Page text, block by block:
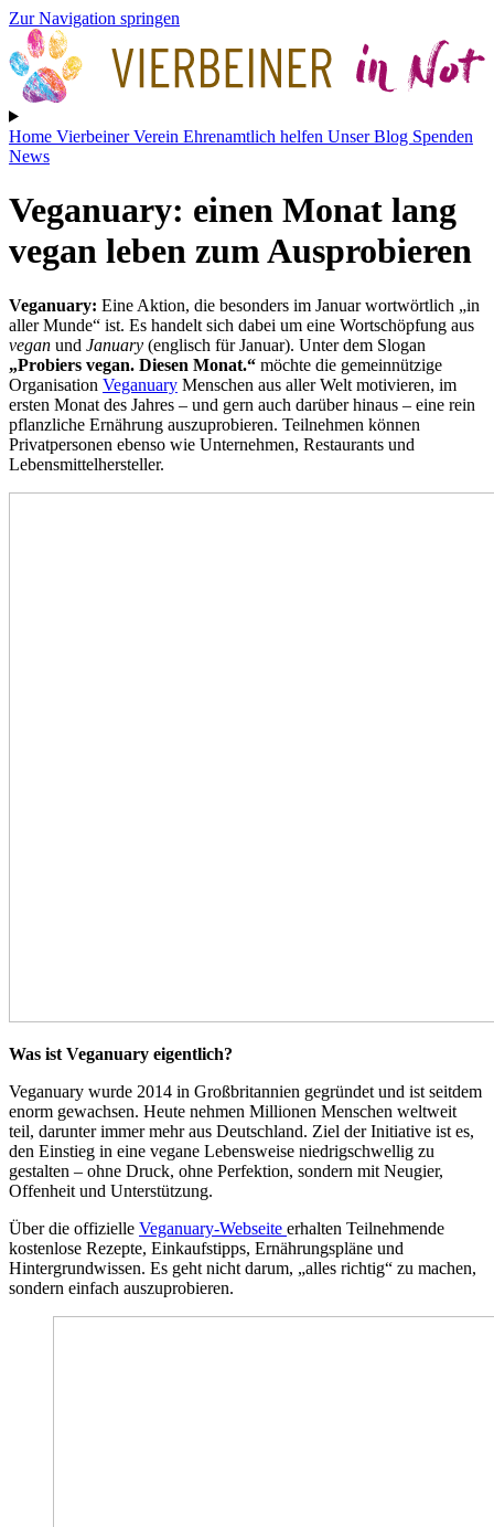
Zur Navigation springen
Home VierbeinerVerein Ehrenamtlich helfen Unser Blog Spenden
News
Veganuary: einen Monat lang
vegan leben zum Ausprobieren
Veganuary: Eine Aktion, die besonders im Januar wortwörtlich „in
aller Munde“ ist. Es handelt sich dabei um eine Wortschöpfung aus
vegan und January (englisch für Januar). Unter dem Slogan
„Probiers vegan. Diesen Monat.“ möchte die gemeinnützige
Organisation Veganuary Menschen aus aller Welt motivieren, im
ersten Monat des Jahres – und gern auch darüber hinaus – eine rein
pflanzliche Ernährung auszuprobieren. Teilnehmen können
Privatpersonen ebenso wie Unternehmen, Restaurants und
Lebensmittelhersteller.
Was ist Veganuary eigentlich?
Veganuary wurde 2014 in Großbritannien gegründet und ist seitdem
enorm gewachsen. Heute nehmen Millionen Menschen weltweit
teil, darunter immer mehr aus Deutschland. Ziel der Initiative ist es,
den Einstieg in eine vegane Lebensweise niedrigschwellig zu
gestalten – ohne Druck, ohne Perfektion, sondern mit Neugier,
Offenheit und Unterstützung.
Über die offizielle Veganuary-Webseite erhalten Teilnehmende
kostenlose Rezepte, Einkaufstipps, Ernährungspläne und
Hintergrundwissen. Es geht nicht darum, „alles richtig“ zu machen,
sondern einfach auszuprobieren.